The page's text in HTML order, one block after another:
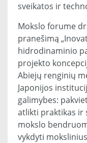
sveikatos ir
Mokslo forume
pranešimą
hidrodinaminio
projekto
Abiejų renginių
Japonijos
galimybes:
atlikti praktikas
mokslo
vykdyti